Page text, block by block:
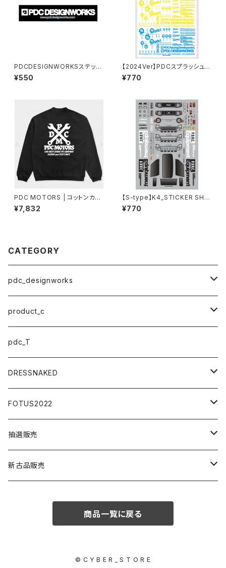
PDCDESIGNWORKSステッカ
ー
¥550
【2024Ver】PDCスプラッシュデ
カールシートNEON
¥770
PDC MOTORS | コットンカー
ディガン
¥7,832
【S-type】K4_STICKER SHE
ET [2022]
¥770
CATEGORY
pdc_designworks
ステッカー
マスク
アクセサリー
ウェア
ミニカー
模型
product_c
小物アクセサリー
pdc_T
DRESSNAKED
ボディアクセサリー
アイウエア
小物アクセサリー
FOTUS2022
ステッカー
アクセサリー
抽選販売
模型
新古品販売
商品一覧に戻る
© C Y B E R _ S T O R E